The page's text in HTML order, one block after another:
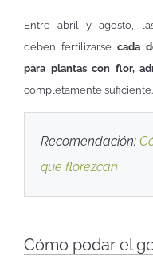
Entre abril y agosto,
deben fertilizarsecada
para plantas con flor,
completamente suficiente.
Recomendación:
que florezcan
Cómo podar el